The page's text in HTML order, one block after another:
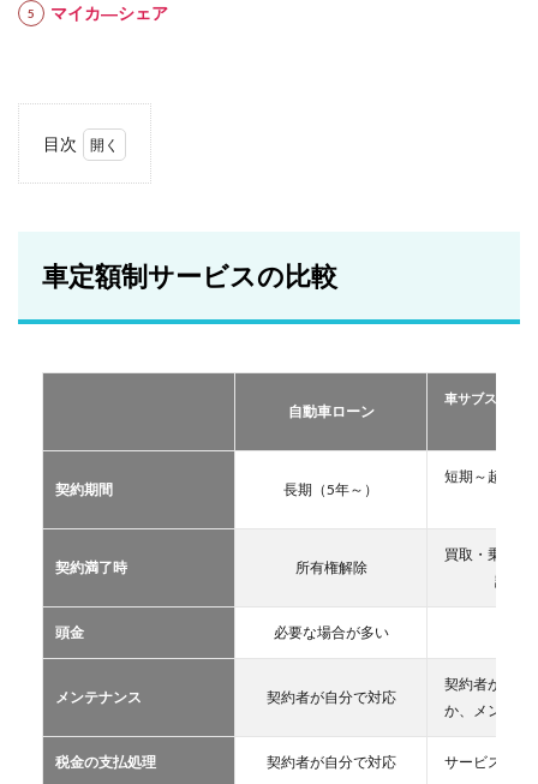
マイカ―シェア
目次
ビス
の比
おす
サー
TOP
2.1
ブス
クリ
2.2
カー
リー
車定額制サービスの比較
自動車ローン
車サブスクリ
契約期間 長期（5年～）
短期～超長期
契約満了時 所有権解除
買取・乗換・
譲渡
頭金 必要な場合が多い
メンテナンス 契約者が自分で対応
契約者が自分
か、メンテン
税金の支払処理 契約者が自分で対応 サービス提供